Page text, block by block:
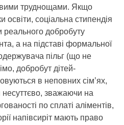
труднощами. Якщо
освіти, соціальна стипендія
реального добробуту
а на підставі формальної
пільг (що не
добробут дітей-
в неповних сім’ях,
несуттєво, зважаючи на
по сплаті аліментів,
напівсиріт мають право